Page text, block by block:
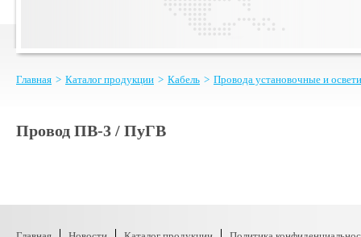
Главная > Каталог продукции > Кабель > Провода установочные и
Провод ПВ-3 / ПуГВ